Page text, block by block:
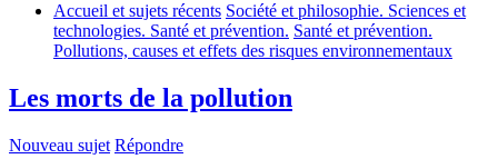
Accueil et sujets récents Société et philosophie. Sciences et
technologies. Santé et prévention. Santé et prévention.
Pollutions, causes et effets des risques environnementaux
Les morts de la pollution
Nouveau sujet Répondre